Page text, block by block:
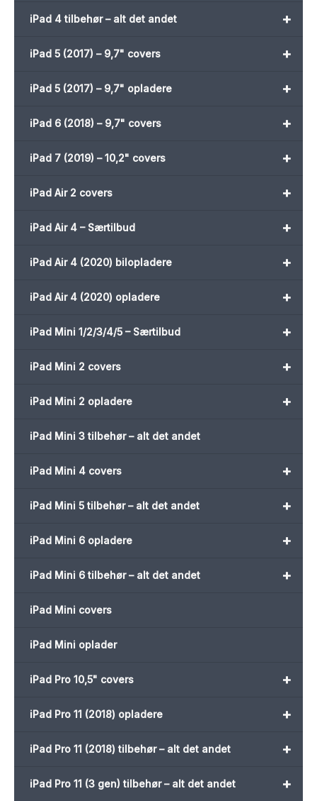
+
iPad 4 tilbehør – alt det andet
+
iPad 5 (2017) – 9,7" covers
+
iPad 5 (2017) – 9,7" opladere
+
iPad 6 (2018) – 9,7" covers
+
iPad 7 (2019) – 10,2" covers
+
iPad Air 2 covers
+
iPad Air 4 – Særtilbud
+
iPad Air 4 (2020) bilopladere
+
iPad Air 4 (2020) opladere
+
iPad Mini 1/2/3/4/5 – Særtilbud
+
iPad Mini 2 covers
+
iPad Mini 2 opladere
iPad Mini 3 tilbehør – alt det andet
+
iPad Mini 4 covers
+
iPad Mini 5 tilbehør – alt det andet
+
iPad Mini 6 opladere
+
iPad Mini 6 tilbehør – alt det andet
iPad Mini covers
iPad Mini oplader
+
iPad Pro 10,5" covers
+
iPad Pro 11 (2018) opladere
+
iPad Pro 11 (2018) tilbehør – alt det andet
+
iPad Pro 11 (3 gen) tilbehør – alt det andet